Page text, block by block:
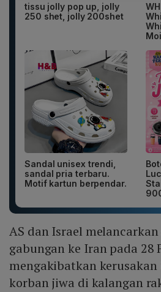
tissu jolly pop up, jolly
250 shet, jolly 200shet
Sandal unisex trendi,
sandal pria terbaru.
Motif kartun berpendar.
AS dan Israel
gabungan ke Iran pada 28
mengakibatkan
korban jiwa di kalangan